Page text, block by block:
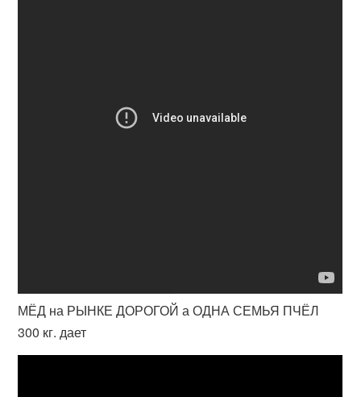
МЁД на РЫНКЕ ДОРОГОЙ а ОДНА СЕМЬЯ ПЧЁЛ
300 кг. дает